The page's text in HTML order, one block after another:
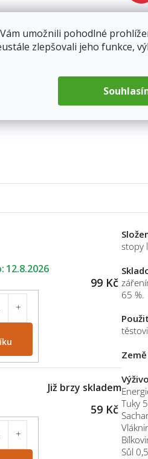
umožnili pohodlné
zlepšovali jeho funkce,
99 Kč
12.8.2026
59 Kč
Již brzy skladem
stopy
65 %.
Tuky
Sůl